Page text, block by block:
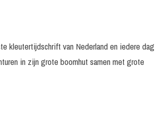
kleutertijdschrift van Nederland en iedere dag
in zijn grote boomhut samen met grote